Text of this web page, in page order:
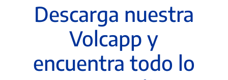
Descarga nuestra
Volcapp y
encuentra todo lo